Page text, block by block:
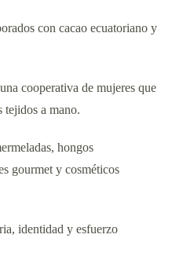
con cacao ecuatoriano y
cooperativa de mujeres que
tejidos a mano.
hongos
gourmet y cosméticos
identidad y esfuerzo